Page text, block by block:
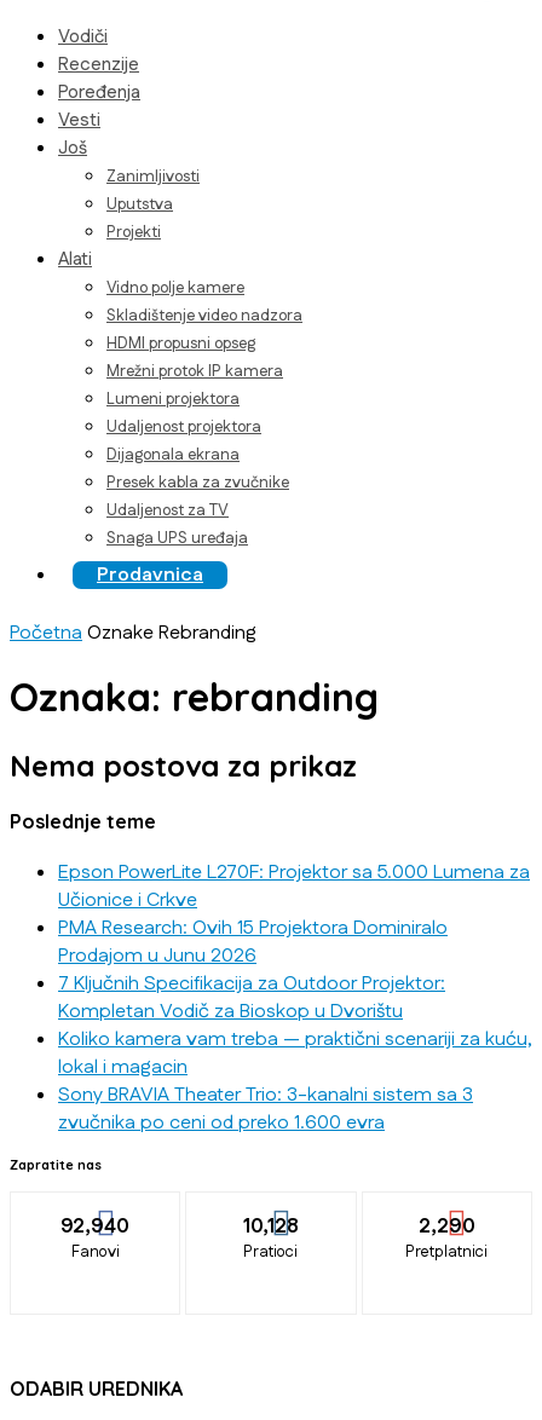
Vodiči
Recenzije
Poređenja
Vesti
Još
Zanimljivosti
Uputstva
Projekti
Alati
Vidno polje kamere
Skladištenje video nadzora
HDMI propusni opseg
Mrežni protok IP kamera
Lumeni projektora
Udaljenost projektora
Dijagonala ekrana
Presek kabla za zvučnike
Udaljenost za TV
Snaga UPS uređaja
Prodavnica
PočetnaOznakeRebranding
Oznaka: rebranding
Nema postova za prikaz
Poslednje teme
Epson PowerLite L270F: Projektor sa 5.000 Lumena za
Učionice i Crkve
PMA Research: Ovih 15 Projektora Dominiralo
Prodajom u Junu 2026
7 Ključnih Specifikacija za Outdoor Projektor:
Kompletan Vodič za Bioskop u Dvorištu
Koliko kamera vam treba — praktični scenariji za kuću,
lokal i magacin
Sony BRAVIA Theater Trio: 3-kanalni sistem sa 3
zvučnika po ceni od preko 1.600 evra
Zapratite nas
92,940
Fanovi
10,128
Pratioci
2,290
Pretplatnici
ODABIR UREDNIKA